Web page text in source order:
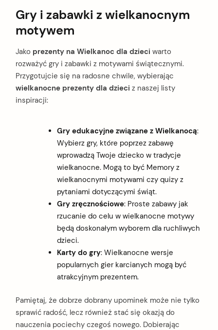
Gry i zabawki z wielkanocnym
motywem
Jako prezenty na Wielkanoc dla dzieci warto
rozważyć gry i zabawki z motywami świątecznymi.
Przygotujcie się na radosne chwile, wybierając
wielkanocne prezenty dla dzieci z naszej listy
inspiracji:
Gry edukacyjne związane z Wielkanocą:
Wybierz gry, które poprzez zabawę
wprowadzą Twoje dziecko w tradycje
wielkanocne. Mogą to być Memory z
wielkanocnymi motywami czy quizy z
pytaniami dotyczącymi świąt.
Gry zręcznościowe: Proste zabawy jak
rzucanie do celu w wielkanocne motywy
będą doskonałym wyborem dla ruchliwych
dzieci.
Karty do gry: Wielkanocne wersje
popularnych gier karcianych mogą być
atrakcyjnym prezentem.
Pamiętaj, że dobrze dobrany upominek może nie tylko
sprawić radość, lecz również stać się okazją do
nauczenia pociechy czegoś nowego. Dobierając